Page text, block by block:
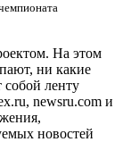
На этом
ни какие
собой ленту
newsru.com и
новостей